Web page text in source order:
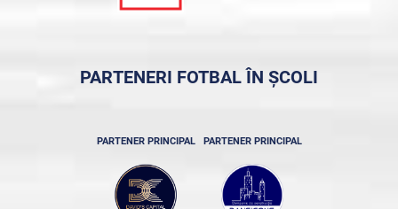
PARTENERI FOTBAL ÎN ȘCOLI
PARTENER PRINCIPAL PARTENER PRINCIPAL